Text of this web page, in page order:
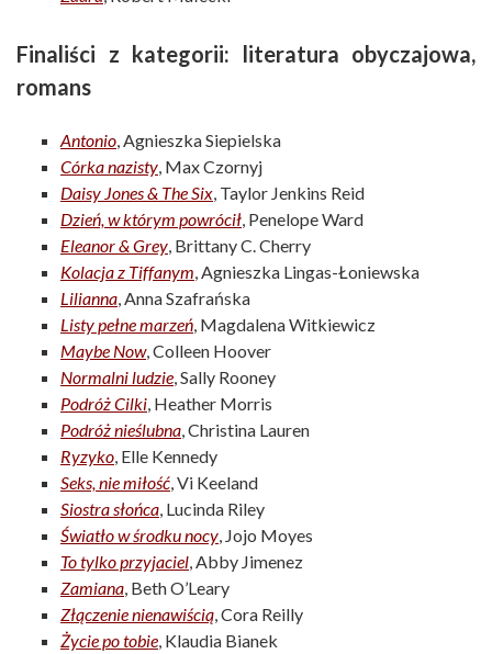
Finaliści z kategorii: literatura obyczajowa,
romans
Antonio, Agnieszka Siepielska
Córka nazisty, Max Czornyj
Daisy Jones & The Six, Taylor Jenkins Reid
Dzień, w którym powrócił, Penelope Ward
Eleanor & Grey, Brittany C. Cherry
Kolacja z Tiffanym, Agnieszka Lingas-Łoniewska
Lilianna, Anna Szafrańska
Listy pełne marzeń, Magdalena Witkiewicz
Maybe Now, Colleen Hoover
Normalni ludzie, Sally Rooney
Podróż Cilki, Heather Morris
Podróż nieślubna, Christina Lauren
Ryzyko, Elle Kennedy
Seks, nie miłość, Vi Keeland
Siostra słońca, Lucinda Riley
Światło w środku nocy, Jojo Moyes
To tylko przyjaciel, Abby Jimenez
Zamiana, Beth O’Leary
Złączenie nienawiścią, Cora Reilly
Życie po tobie, Klaudia Bianek